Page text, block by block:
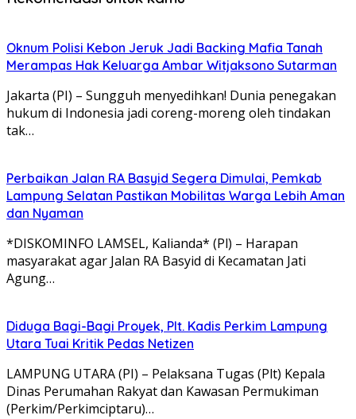
Oknum Polisi Kebon Jeruk Jadi Backing Mafia Tanah
Merampas Hak Keluarga Ambar Witjaksono Sutarman
Jakarta (PI) – Sungguh menyedihkan! Dunia penegakan
hukum di Indonesia jadi coreng-moreng oleh tindakan
tak…
Perbaikan Jalan RA Basyid Segera Dimulai, Pemkab
Lampung Selatan Pastikan Mobilitas Warga Lebih Aman
dan Nyaman
*DISKOMINFO LAMSEL, Kalianda* (Pl) – Harapan
masyarakat agar Jalan RA Basyid di Kecamatan Jati
Agung…
Diduga Bagi-Bagi Proyek, Plt. Kadis Perkim Lampung
Utara Tuai Kritik Pedas Netizen
LAMPUNG UTARA (PI) – Pelaksana Tugas (Plt) Kepala
Dinas Perumahan Rakyat dan Kawasan Permukiman
(Perkim/Perkimciptaru)…